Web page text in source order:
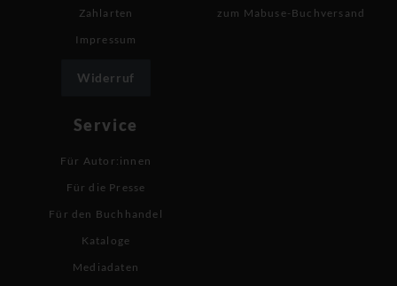
Zahlarten
Impressum
Widerruf
zum Mabuse-Buchversand
Service
Für Autor:innen
Für die Presse
Für den Buchhandel
Kataloge
Mediadaten